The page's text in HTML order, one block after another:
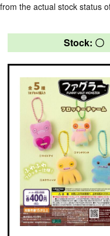
the actual stock status
Stock: 〇